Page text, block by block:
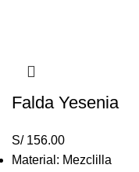
Falda Yesenia
S/156.00
Material: Mezclilla